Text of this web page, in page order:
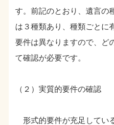
す。前記のとおり、遺言の
は３種類あり、種類ごとに
要件は異なりますので、ど
て確認が必要です。
（２）実質的要件の確認
形式的要件が充足してい